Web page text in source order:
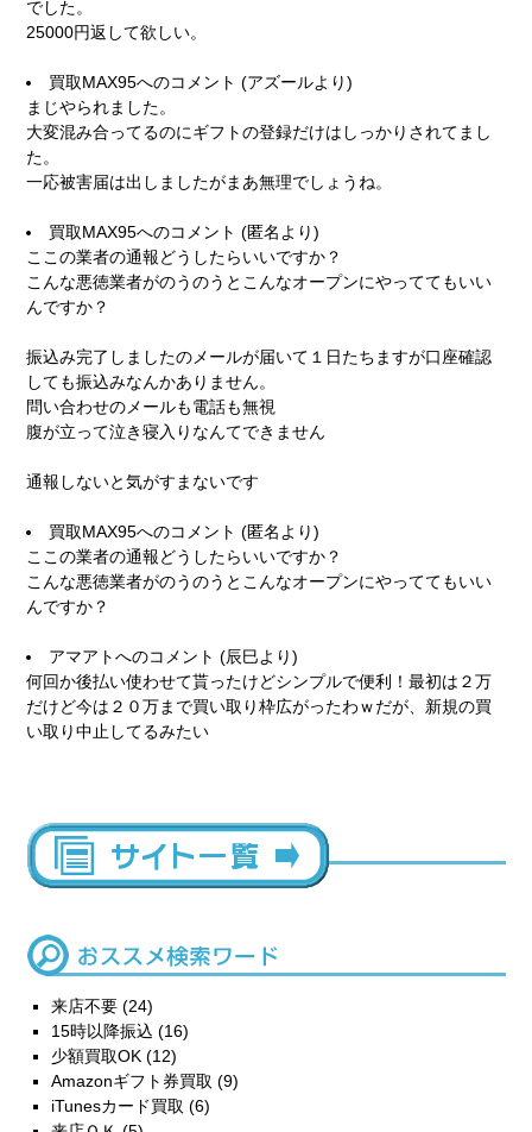
でした。
25000円返して欲しい。
買取MAX95へのコメント (アズールより)
まじやられました。
大変混み合ってるのにギフトの登録だけはしっかりされてまし
た。
一応被害届は出しましたがまあ無理でしょうね。
買取MAX95へのコメント (匿名より)
ここの業者の通報どうしたらいいですか？
こんな悪徳業者がのうのうとこんなオープンにやっててもいい
んですか？
振込み完了しましたのメールが届いて１日たちますが口座確認
しても振込みなんかありません。
問い合わせのメールも電話も無視
腹が立って泣き寝入りなんてできません
通報しないと気がすまないです
買取MAX95へのコメント (匿名より)
ここの業者の通報どうしたらいいですか？
こんな悪徳業者がのうのうとこんなオープンにやっててもいい
んですか？
アマアトへのコメント (辰巳より)
何回か後払い使わせて貰ったけどシンプルで便利！最初は２万
だけど今は２０万まで買い取り枠広がったわｗだが、新規の買
い取り中止してるみたい
来店不要 (24)
15時以降振込 (16)
少額買取OK (12)
Amazonギフト券買取 (9)
iTunesカード買取 (6)